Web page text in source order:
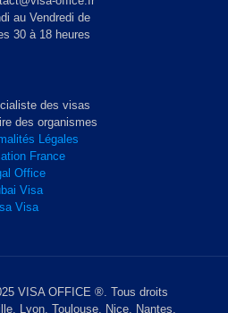
au Vendredi de
30 à 18 heures
des visas
des organismes
Légales
France
Office
Visa
Visa
VISA OFFICE ®. Tous droits
Lyon, Toulouse, Nice, Nantes,